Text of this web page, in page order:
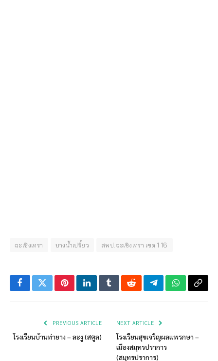
ฉะเชิงเทรา บางน้ำเปรี้ยว สพป.ฉะเชิงเทรา เขต 1 16
FacebookTwitterPinterestLinkedInTumblrRedditTelegramWhatsApp
Copy
PREVIOUS ARTICLE
โรงเรียนบ้านท่ายาง – ละงู (สตูล)
NEXT ARTICLE
โรงเรียนสุขเจริญผลแพรกษา –
เมืองสมุทรปราการ
(สมุทรปราการ)